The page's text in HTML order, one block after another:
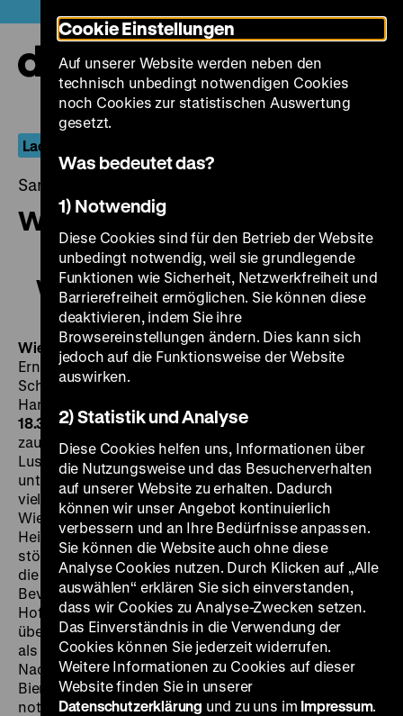
zum
Seiteninhalt
springen
Lachende Erben: Komödien im Nationalsozialismus
Samstag, 20. Januar 2018, 18.30 - 00.00 Uhr
Wiener Blut
Wiener Blut
Wiener BlutD 1942, R: Willi Forst, B: Axel Eggebrecht,
Ernst Marischka, Willi Forst, K: Jan Stallich, Werner
Schlichting, D: Willy Fritsch, Maria Holst, Theo Lingen,
Hans Moser, Paul Henckels, 106‘
18.30 Uhr + DI 23.01. um 20 UhrWilli Forst persönlich
zaubert im Vorspann. Zusammengerührt wird das
Lustspiel nach der gleichnamigen Strauß-Operette
unter anderem aus Humor, Herz, ein wenig Historie und
viel Musik. Eine Handlung gibt es auch: Eine gebürtige
Wienerin kehrt mit ihrem Mann glücklich in ihre
Heimatstadt zurück. Den Gatten als Gesandten aber
stören Musik und Tanz, die Frau reist ab. Allein lernt er
die Schönheiten des Wiener Nachtlebens kennen.
Bevor sich das Paar versöhnen kann, muss es einen
Hofball, Heimlichkeiten und Verwechslungen
überstehen – bei denen Theo Lingen und Hans Moser
als Kammerdiener der Herrschaften eifrig mitmischen.
Nach den Auszeichnungen des Films etwa bei der
Biennale und als „künstlerisch besonders wertvoll“
notiert Joseph Goebbels am 3.4.1942 bitter: „Man
Cookie Einstellungen
Auf unserer Website werden neben den
technisch unbedingt notwendigen Cookies
noch Cookies zur statistischen Auswertung
gesetzt.
Was bedeutet das?
1) Notwendig
Diese Cookies sind für den Betrieb der Website
unbedingt notwendig, weil sie grundlegende
Funktionen wie Sicherheit, Netzwerkfreiheit und
Barrierefreiheit ermöglichen. Sie können diese
deaktivieren, indem Sie ihre
Browsereinstellungen ändern. Dies kann sich
jedoch auf die Funktionsweise der Website
auswirken.
2) Statistik und Analyse
Diese Cookies helfen uns, Informationen über
die Nutzungsweise und das Besucherverhalten
auf unserer Website zu erhalten. Dadurch
können wir unser Angebot kontinuierlich
verbessern und an Ihre Bedürfnisse anpassen.
Sie können die Website auch ohne diese
Analyse Cookies nutzen. Durch Klicken auf „Alle
auswählen“ erklären Sie sich einverstanden,
dass wir Cookies zu Analyse-Zwecken setzen.
Das Einverständnis in die Verwendung der
Cookies können Sie jederzeit widerrufen.
Weitere Informationen zu Cookies auf dieser
Website finden Sie in unserer
Datenschutzerklärung und zu uns im Impressum.